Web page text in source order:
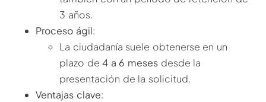
3 años.
Proceso ágil:
La ciudadanía suele obtenerse en un
plazo de4 a 6 meses desde la
presentación de la solicitud.
Ventajas clave: